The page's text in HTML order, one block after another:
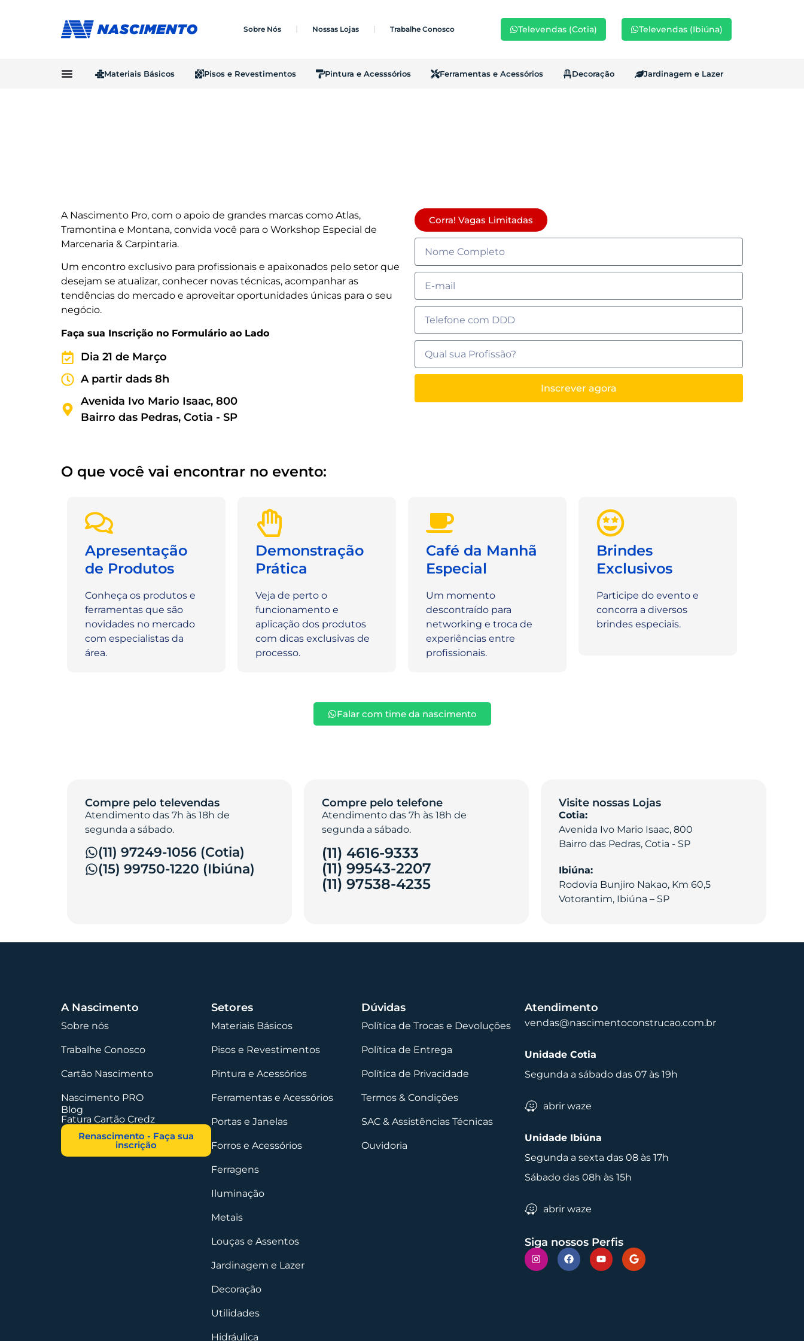
Sobre Nós Nossas Lojas Trabalhe Conosco Televendas (Cotia) Televendas (Ibiúna)
Materiais Básicos Pisos e Revestimentos Pintura e Acesssórios Ferramentas e Acessórios Decoração Jardinagem e Lazer
A Nascimento Pro, com o apoio de grandes marcas como Atlas,
Tramontina e Montana, convida você para o Workshop Especial de
Marcenaria & Carpintaria.
Um encontro exclusivo para profissionais e apaixonados pelo setor que
desejam se atualizar, conhecer novas técnicas, acompanhar as
tendências do mercado e aproveitar oportunidades únicas para o seu
negócio.
Faça sua Inscrição no Formulário ao Lado
Dia 21 de Março
A partir dads 8h
Avenida Ivo Mario Isaac, 800
Bairro das Pedras, Cotia - SP
Corra! Vagas Limitadas
Inscrever agora
O que você vai encontrar no evento:
Apresentação
de Produtos
Conheça os produtos e
ferramentas que são
novidades no mercado
com especialistas da
área.
Demonstração
Prática
Veja de perto o
funcionamento e
aplicação dos produtos
com dicas exclusivas de
processo.
Café da Manhã
Especial
Um momento
descontraído para
networking e troca de
experiências entre
profissionais.
Brindes
Exclusivos
Participe do evento e
concorra a diversos
brindes especiais.
Falar com time da nascimento
Compre pelo televendas
Atendimento das 7h às 18h de
segunda a sábado.
(11) 97249-1056 (Cotia)
(15) 99750-1220 (Ibiúna)
Compre pelo telefone
Atendimento das 7h às 18h de
segunda a sábado.
(11) 4616-9333
(11) 99543-2207
(11) 97538-4235‎
Visite nossas Lojas
Cotia:
Avenida Ivo Mario Isaac, 800
Bairro das Pedras, Cotia - SP
Ibiúna:
Rodovia Bunjiro Nakao, Km 60,5
Votorantim, Ibiúna – SP
A Nascimento
Sobre nós
Trabalhe Conosco
Cartão Nascimento
Nascimento PRO
Blog
Fatura Cartão Credz
Renascimento - Faça sua
inscrição
Setores
Materiais Básicos
Pisos e Revestimentos
Pintura e Acessórios
Ferramentas e Acessórios
Portas e Janelas
Forros e Acessórios
Ferragens
Iluminação
Metais
Louças e Assentos
Jardinagem e Lazer
Decoração
Utilidades
Hidráulica
Dúvidas
Política de Trocas e Devoluções
Política de Entrega
Política de Privacidade
Termos & Condições
SAC & Assistências Técnicas
Ouvidoria
Atendimento
vendas@nascimentoconstrucao.com.br
Unidade Cotia
Segunda a sábado das 07 às 19h
abrir waze
Unidade Ibiúna
Segunda a sexta das 08 às 17h
Sábado das 08h às 15h
abrir waze
Siga nossos Perfis